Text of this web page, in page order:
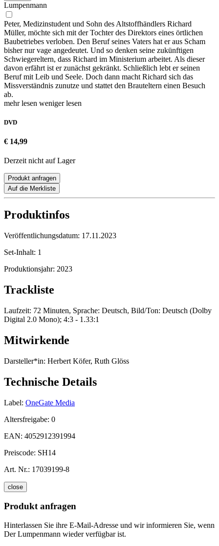
Lumpenmann
Peter, Medizinstudent und Sohn des Altstoffhändlers Richard
Müller, möchte sich mit der Tochter des Direktors eines örtlichen
Baubetriebes verloben. Den Beruf seines Vaters hat er aus Scham
bisher nur vage angedeutet. Und so denken seine zukünftigen
Schwiegereltern, dass Richard im Ministerium arbeitet. Als dieser
davon erfährt ist er zunächst gekränkt. Schließlich lebt er seinen
Beruf mit Leib und Seele. Doch dann macht Richard sich das
Missverständnis zunutze und stattet den Brauteltern einen Besuch
ab.
mehr lesen weniger lesen
DVD
€ 14,99
Derzeit nicht auf Lager
Produkt anfragen
Auf die Merkliste
Produktinfos
Veröffentlichungsdatum: 17.11.2023
Set-Inhalt: 1
Produktionsjahr: 2023
Trackliste
Laufzeit: 72 Minuten, Sprache: Deutsch, Bild/Ton: Deutsch (Dolby
Digital 2.0 Mono); 4:3 - 1.33:1
Mitwirkende
Darsteller*in: Herbert Köfer, Ruth Glöss
Technische Details
Label: OneGate Media
Altersfreigabe: 0
EAN: 4052912391994
Preiscode: SH14
Art. Nr.: 17039199-8
close
Produkt anfragen
Hinterlassen Sie ihre E-Mail-Adresse und wir informieren Sie, wenn
Der Lumpenmann wieder verfügbar ist.